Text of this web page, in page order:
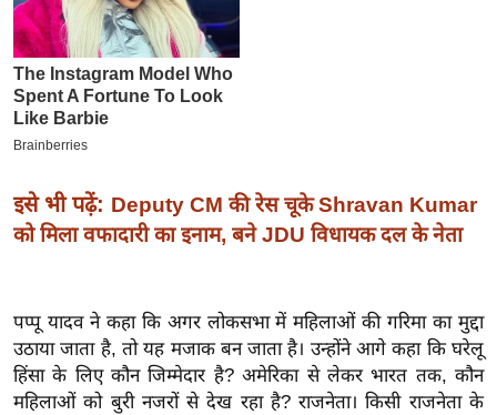
पे
प
र
मि
सा
बे
मि
श
ख्सि
य
इसे भी पढ़ें: Deputy CM की रेस चूके Shravan Kumar
को मिला वफादारी का इनाम, बने JDU विधायक दल के नेता
पप्पू यादव ने कहा कि अगर लोकसभा में महिलाओं की गरिमा का मुद्दा
उठाया जाता है, तो यह मजाक बन जाता है। उन्होंने आगे कहा कि घरेलू
हिंसा के लिए कौन जिम्मेदार है? अमेरिका से लेकर भारत तक, कौन
महिलाओं को बुरी नजरों से देख रहा है? राजनेता। किसी राजनेता के